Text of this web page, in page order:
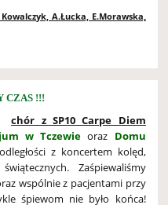
A.Łucka, E.Morawska,
CZAS !!!
chór z SP10 Carpe Diem
w Tczewie oraz Domu
z koncertem kolęd,
Zaśpiewaliśmy
wspólnie z pacjentami przy
śpiewom nie było końca!